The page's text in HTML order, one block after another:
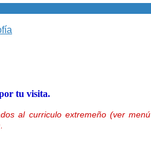
tu visita.
al curriculo extremeño (ver menú